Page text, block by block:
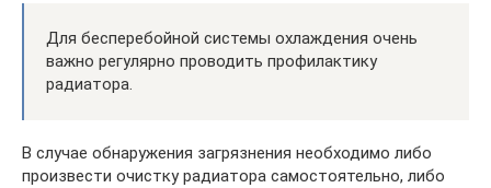
Для бесперебойной системы охлаждения очень
важно регулярно проводить профилактику
радиатора.
В случае обнаружения загрязнения необходимо либо
произвести очистку радиатора самостоятельно, либо